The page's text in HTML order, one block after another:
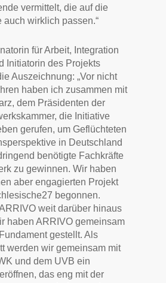
vermittelt, die auf die
wirklich passen.“
für Arbeit, Integration
Initiatorin des Projekts
Auszeichnung: „Vor nicht
haben ich zusammen mit
dem Präsidenten der
die Initiative
gerufen, um Geflüchteten
in Deutschland
benötigte Fachkräfte
zu gewinnen. Wir haben
aber engagierten Projekt
begonnen.
weit darüber hinaus
haben ARRIVO gemeinsam
gestellt. Als
werden wir gemeinsam mit
und dem UVB ein
das eng mit der